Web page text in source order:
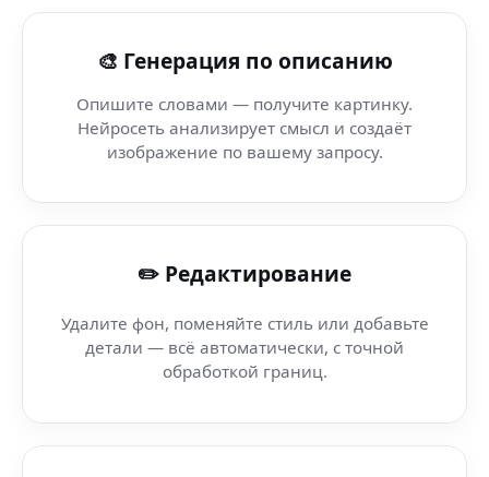
AI Арт Платформа (Blender) — генерация
AI-обложки (YouTube Shorts) — экономия бюджета на
AI арт-генератор — Официальный Nano Banana AI
AI арт-генератор — TikTok — мгновенные фото через
AI арт-генератор — Miro — как сделать обложку и
🎨 Генерация по описанию
Опишите словами — получите картинку.
Нейросеть анализирует смысл и создаёт
изображение по вашему запросу.
✏️ Редактирование
Удалите фон, поменяйте стиль или добавьте
детали — всё автоматически, с точной
обработкой границ.